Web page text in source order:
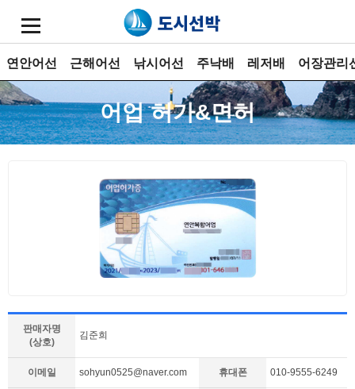
연안어선 근해어선 낚시어선 주낙배 레저배 어장관리
어업 허가&면허
판매자명
(상호)
김준희
이메일 sohyun0525@naver.com 휴대폰 010-9555-6249